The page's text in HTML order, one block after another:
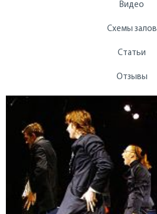
Видео
Схемы залов
Статьи
Отзывы